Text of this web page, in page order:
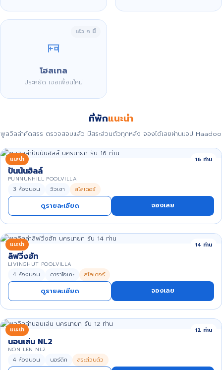
เร็ว ๆ นี้
โฮสเทล
ประหยัด เจอเพื่อนใหม่
ที่พักแนะนำ
พูลวิลล่าคัดสรร ตรวจสอบแล้ว มีสระส่วนตัวทุกหลัง จองได้เลยผ่านแอป Haadoo
แนะนำ 16 ท่าน
ปันนันฮิลล์
PUNNUNHILL POOLVILLA
3 ห้องนอน วิวเขา สไลเดอร์
ดูรายละเอียด จองเลย
แนะนำ 14 ท่าน
ลิฟวิ่งฮัท
LIVINGHUT POOLVILLA
4 ห้องนอน คาราโอเกะ สไลเดอร์
ดูรายละเอียด จองเลย
แนะนำ 12 ท่าน
นอนเล่น NL2
NON LEN NL2
4 ห้องนอน นอร์ดิก สระส่วนตัว